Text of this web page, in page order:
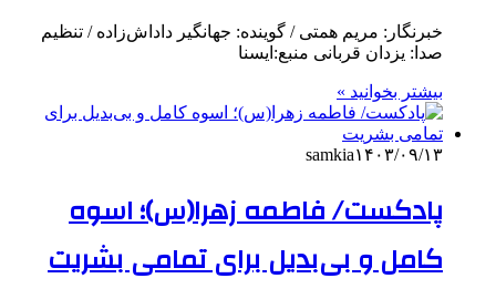
خبرنگار: مریم همتی / گوینده: جهانگیر داداش‌زاده / تنظیم
صدا: یزدان قربانی منبع:ایسنا
بیشتر بخوانید »
samkia۱۴۰۳/۰۹/۱۳
پادکست/ فاطمه زهرا(س)؛ اسوه
کامل و بی‌بدیل برای تمامی بشریت